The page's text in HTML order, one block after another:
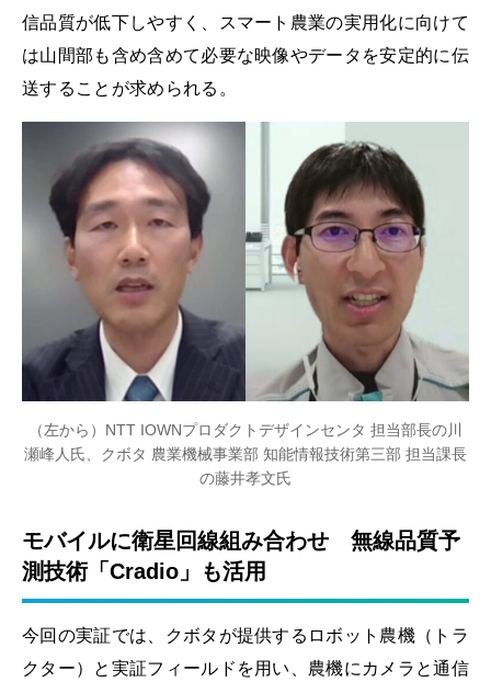
信品質が低下しやすく、スマート農業の実用化に向けて
は山間部も含め含めて必要な映像やデータを安定的に伝
送することが求められる。
（左から）NTT IOWNプロダクトデザインセンタ 担当部長の川
瀬峰人氏、クボタ 農業機械事業部 知能情報技術第三部 担当課長
の藤井孝文氏
モバイルに衛星回線組み合わせ 無線品質予
測技術「Cradio」も活用
今回の実証では、クボタが提供するロボット農機（トラ
クター）と実証フィールドを用い、農機にカメラと通信